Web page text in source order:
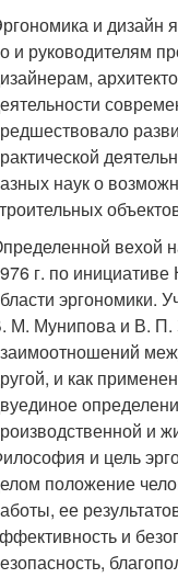
и дизайн
и руководителям
наук о
вехой
г. по
эргономики.
М. Мунипова и В. П.
и как
и
и цель
положение
ее
и